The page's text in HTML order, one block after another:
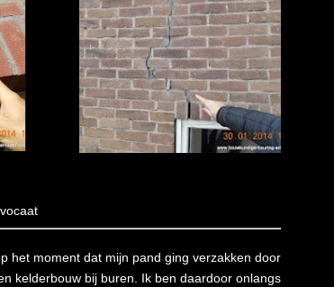
het moment dat mijn pand ging verzakken door
kelderbouw bij buren. Ik ben daardoor onlangs